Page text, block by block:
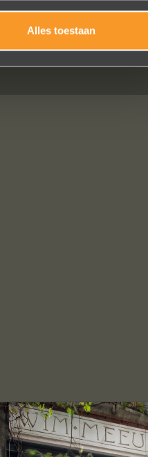
Alles toestaan